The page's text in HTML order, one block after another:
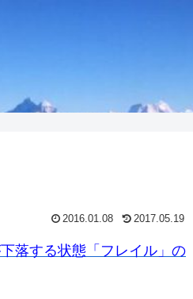
2016.01.08 2017.05.19
落する状態「フレイル」の